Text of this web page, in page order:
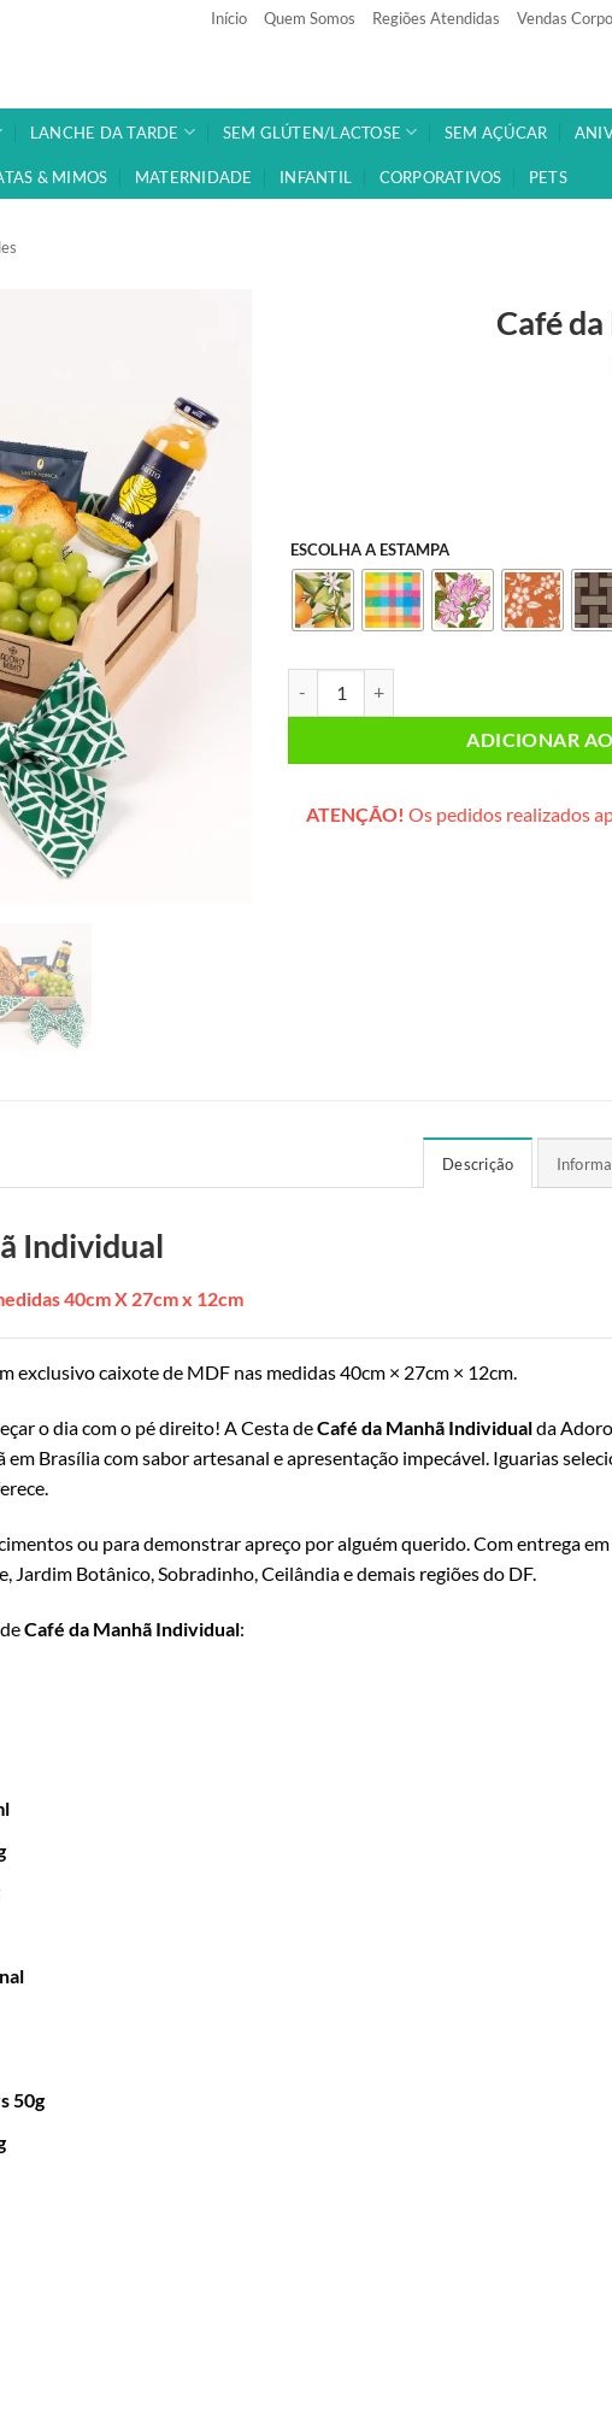
Início Quem Somos Regiões Atendidas Vendas
LANCHE DA TARDE SEM GLÚTEN/LACTOSE SEM AÇÚCAR
& MIMOS MATERNIDADE INFANTIL CORPORATIVOS PETS
Café
ESCOLHA A ESTAMPA
ADICIONAR
ATENÇÃO! Os pedidos realizados
Descrição
Individual
40cm X 27cm x 12cm
exclusivo caixote de MDF nas medidas 40cm × 27cm × 12cm.
o dia com o pé direito! A Cesta deCafé da Manhã Individualda
em Brasília com sabor artesanal e apresentação impecável. Iguarias
ou para demonstrar apreço por alguém querido. Com entrega em
Jardim Botânico, Sobradinho, Ceilândia e demais regiões do DF.
Café da Manhã Individual:
50g